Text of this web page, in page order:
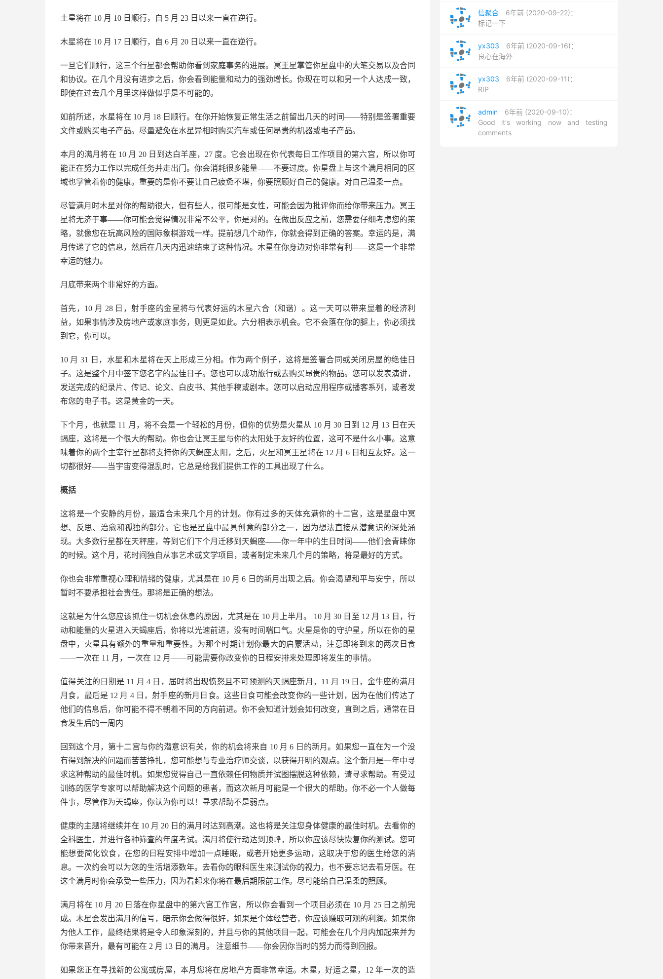
土星将在 10 月 10 日顺行，自 5 月 23 日以来一直在逆行。
木星将在 10 月 17 日顺行，自 6 月 20 日以来一直在逆行。
一旦它们顺行，这三个行星都会帮助你看到家庭事务的进展。冥王星掌管你星盘中的大笔交易以及合同
和协议。在几个月没有进步之后，你会看到能量和动力的强劲增长。你现在可以和另一个人达成一致，
即使在过去几个月里这样做似乎是不可能的。
如前所述，水星将在 10 月 18 日顺行。在你开始恢复正常生活之前留出几天的时间——特别是签署重要
文件或购买电子产品。尽量避免在水星异相时购买汽车或任何昂贵的机器或电子产品。
本月的满月将在 10 月 20 日到达白羊座，27 度。它会出现在你代表每日工作项目的第六宫，所以你可
能正在努力工作以完成任务并走出门。你会消耗很多能量——不要过度。你星盘上与这个满月相同的区
域也掌管着你的健康。重要的是你不要让自己疲惫不堪，你要照顾好自己的健康。对自己温柔一点。
尽管满月时木星对你的帮助很大，但有些人，很可能是女性，可能会因为批评你而给你带来压力。冥王
星将无济于事——你可能会觉得情况非常不公平，你是对的。在做出反应之前，您需要仔细考虑您的策
略，就像您在玩高风险的国际象棋游戏一样。提前想几个动作，你就会得到正确的答案。幸运的是，满
月传递了它的信息，然后在几天内迅速结束了这种情况。木星在你身边对你非常有利——这是一个非常
幸运的魅力。
月底带来两个非常好的方面。
首先，10 月 28 日，射手座的金星将与代表好运的木星六合（和谐）。这一天可以带来显着的经济利
益，如果事情涉及房地产或家庭事务，则更是如此。六分相表示机会。它不会落在你的腿上，你必须找
到它，你可以。
10 月 31 日，水星和木星将在天上形成三分相。作为两个例子，这将是签署合同或关闭房屋的绝佳日
子。这是整个月中签下您名字的最佳日子。您也可以成功旅行或去购买昂贵的物品。您可以发表演讲，
发送完成的纪录片、传记、论​​文、白皮书、其他手稿或剧本。您可以启动应用程序或播客系列，或者发
布您的电子书。这是黄金的一天。
下个月，也就是 11 月，将不会是一个轻松的月份，但你的优势是火星从 10 月 30 日到 12 月 13 日在天
蝎座，这将是一个很大的帮助。你也会让冥王星与你的太阳处于友好的位置，这可不是什么小事。这意
味着你的两个主宰行星都将支持你的天蝎座太阳，之后，火星和冥王星将在 12 月 6 日相互友好。这一
切都很好——当宇宙变得混乱时，它总是给我们提供工作的工具出现了什么。
概括
这将是一个安静的月份，最适合未来几个月的计划。你有过多的天体充满你的十二宫，这是星盘中冥
想、反思、治愈和孤独的部分。它也是星盘中最具创意的部分之一，因为想法直接从潜意识的深处涌
现。大多数行星都在天秤座，等到它们下个月迁移到天蝎座——你一年中的生日时间——他们会青睐你
的时候。这个月，花时间独自从事艺术或文学项目，或者制定未来几个月的策略，将是最好的方式。
你也会非常重视心​​理和情绪的健康，尤其是在 10 月 6 日的新月出现之后。你会渴望和平与安宁，所以
暂时不要承担社会责任。那将是正确的想法。
这就是为什么您应该抓住一切机会休息的原因，尤其是在 10 月上半月。 10 月 30 日至 12 月 13 日，行
动和能量的火星进入天蝎座后，你将以光速前进，没有时间喘口气。火星是你的守护星，所以在你的星
盘中，火星具有额外的重量和重要性。为那个时期计划你最大的启蒙活动，注意即将到来的两次日食
——一次在 11 月，一次在 12 月——可能需要你改变你的日程安排来处理即将发生的事情。
值得关注的日期是 11 月 4 日，届时将出现愤怒且不可预测的天蝎座新月，11 月 19 日，金牛座的满月
月食，最后是 12 月 4 日，射手座的新月日食。这些日食可能会改变你的一些计划，因为在他们传达了
他们的信息后，你可能不得不朝着不同的方向前进。你不会知道计划会如何改变，直到之后，通常在日
食发生后的一周内
回到这个月，第十二宫与你的潜意识有关，你的机会将来自 10 月 6 日的新月。如果您一直在为一个没
有得到解决的问题而苦苦挣扎，您可能想与专业治疗师交谈，以获得开明的观点。这个新月是一年中寻
求这种帮助的最佳时机。如果您觉得自己一直依赖任何物质并试图摆脱这种依赖，请寻求帮助。有受过
训练的医学专家可以帮助解决这个问题的患者，而这次新月可能是一个很大的帮助。你不必一个人做每
件事，尽管作为天蝎座，你认为你可以！寻求帮助不是弱点。
健康的主题将继续并在 10 月 20 日的满月时达到高潮。这也将是关注您身体健康的最佳时机。去看你的
全科医生，并进行各种筛查的年度考试。满月将使行动达到顶峰，所以你应该尽快恢复你的测试。您可
能想要简化饮食，在您的日程安排中增加一点睡眠，或者开始更多运动，这取决于您的医生给您的消
息。一次约会可以为您的生活增添数年。去看你的眼科医生来测试你的视力，也不要忘记去看牙医。在
这个满月时你会承受一些压力，因为看起来你将在最后期限前工作。尽可能给自己温柔的照顾。
满月将在 10 月 20 日落在你星盘中的第六宫工作宫，所以你会看到一个项目必须在 10 月 25 日之前完
成。木星会发出满月的信号，暗示你会做得很好，如果是个体经营者，你应该赚取可观的利润。如果你
为他人工作，最终结果将是令人印象深刻的，并且与你的其他项目一起，可能会在几个月内加起来并为
你带来晋升，最有可能在 2 月 13 日的满月。 注意细节——你会因你当时的努力而得到回报。
如果您正在寻找新的公寓或房屋，本月您将在房地产方面非常幸运。木星，好运之星，12 年一次的造
信聚合
6年前 (2020-09-22)：
标记一下
yx303
6年前 (2020-09-16)：
良心在海外
yx303
6年前 (2020-09-11)：
RIP
admin
6年前 (2020-09-10)：
Good it's working now and testing
comments